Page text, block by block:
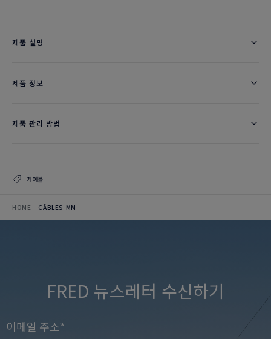
제품 설명
제품 정보
제품 관리 방법
케이블
HOME CÂBLES MM
FRED 뉴스레터 수신하기